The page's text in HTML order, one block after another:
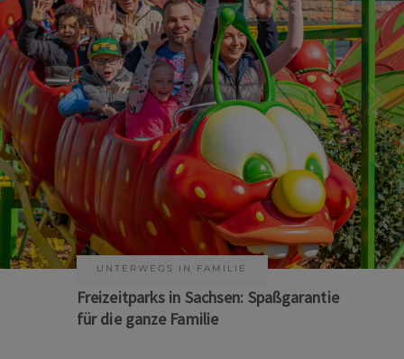
KUNST & KULTUR
Sommer auf Sachsens Theaterbühnen